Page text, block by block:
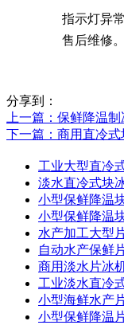
指示灯异
售后维修。
分享到：
上一篇 ：保鲜降温
下一篇 ：商用直冷
工业大型直冷
淡水直冷式块
小型保鲜降温
小型保鲜降温
水产加工大型
自动水产保鲜
商用淡水片冰
工业淡水直冷
小型海鲜水产
小型保鲜降温